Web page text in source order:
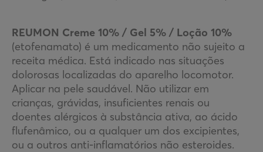
REUMON Creme 10% / Gel 5% / Loção 10%
(etofenamato) é um medicamento não sujeito a
receita médica. Está indicado nas situações
dolorosas localizadas do aparelho locomotor.
Aplicar na pele saudável. Não utilizar em
crianças, grávidas, insuficientes renais ou
doentes alérgicos à substância ativa, ao ácido
flufenâmico, ou a qualquer um dos excipientes,
ou a outros anti-inflamatórios não esteroides.